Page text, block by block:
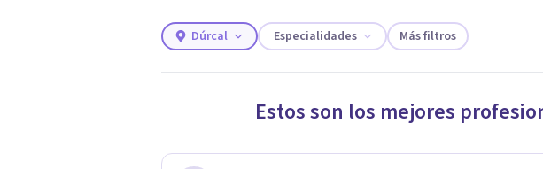
Responder cuestionario
Dúrcal Especialidades Más filtros
Estos son los mejores